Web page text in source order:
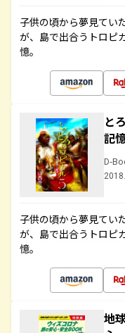
子供の頃から夢見てい
が、島で出合うトロピ
憶。
と
記
D-
子供の頃から夢見てい
が、島で出合うトロピ
憶。
地